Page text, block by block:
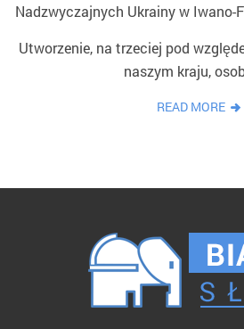
Nadzwyczajnych Ukrainy w Iwano-
Utworzenie, na trzeciej pod
naszym kraju,
READ MORE